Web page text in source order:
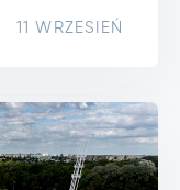
11 WRZESIEŃ